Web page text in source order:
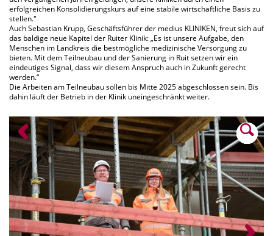
erfolgreichen Konsolidierungskurs auf eine stabile wirtschaftliche Basis zu
stellen."
Auch Sebastian Krupp, Geschäftsführer der medius KLINIKEN, freut sich auf
das baldige neue Kapitel der Ruiter Klinik: „Es ist unsere Aufgabe, den
Menschen im Landkreis die bestmögliche medizinische Versorgung zu
bieten. Mit dem Teilneubau und der Sanierung in Ruit setzen wir ein
eindeutiges Signal, dass wir diesem Anspruch auch in Zukunft gerecht
werden.“
Die Arbeiten am Teilneubau sollen bis Mitte 2025 abgeschlossen sein. Bis
dahin läuft der Betrieb in der Klinik uneingeschränkt weiter.